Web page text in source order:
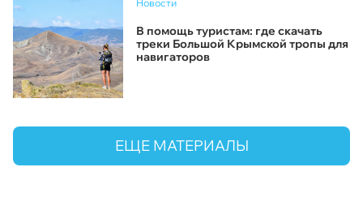
Новости
В помощь туристам: где скачать
треки Большой Крымской тропы для
навигаторов
ЕЩЕ МАТЕРИАЛЫ